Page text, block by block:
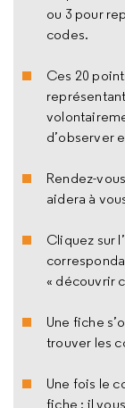
ou 3 pour
codes.
Ces 20
d’observer
Rendez-
aidera à
Cliquez sur
« découvrir
Une fiche
trouver les
Une fois le
fiche : il